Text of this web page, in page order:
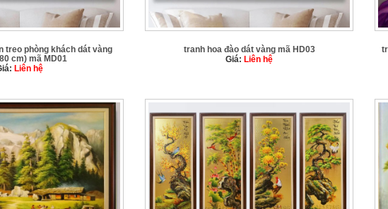
treo phòng khách dát vàng
cm) mã MD01
Liên hệ
tranh hoa đào dát vàng mã HD03
Giá: Liên hệ